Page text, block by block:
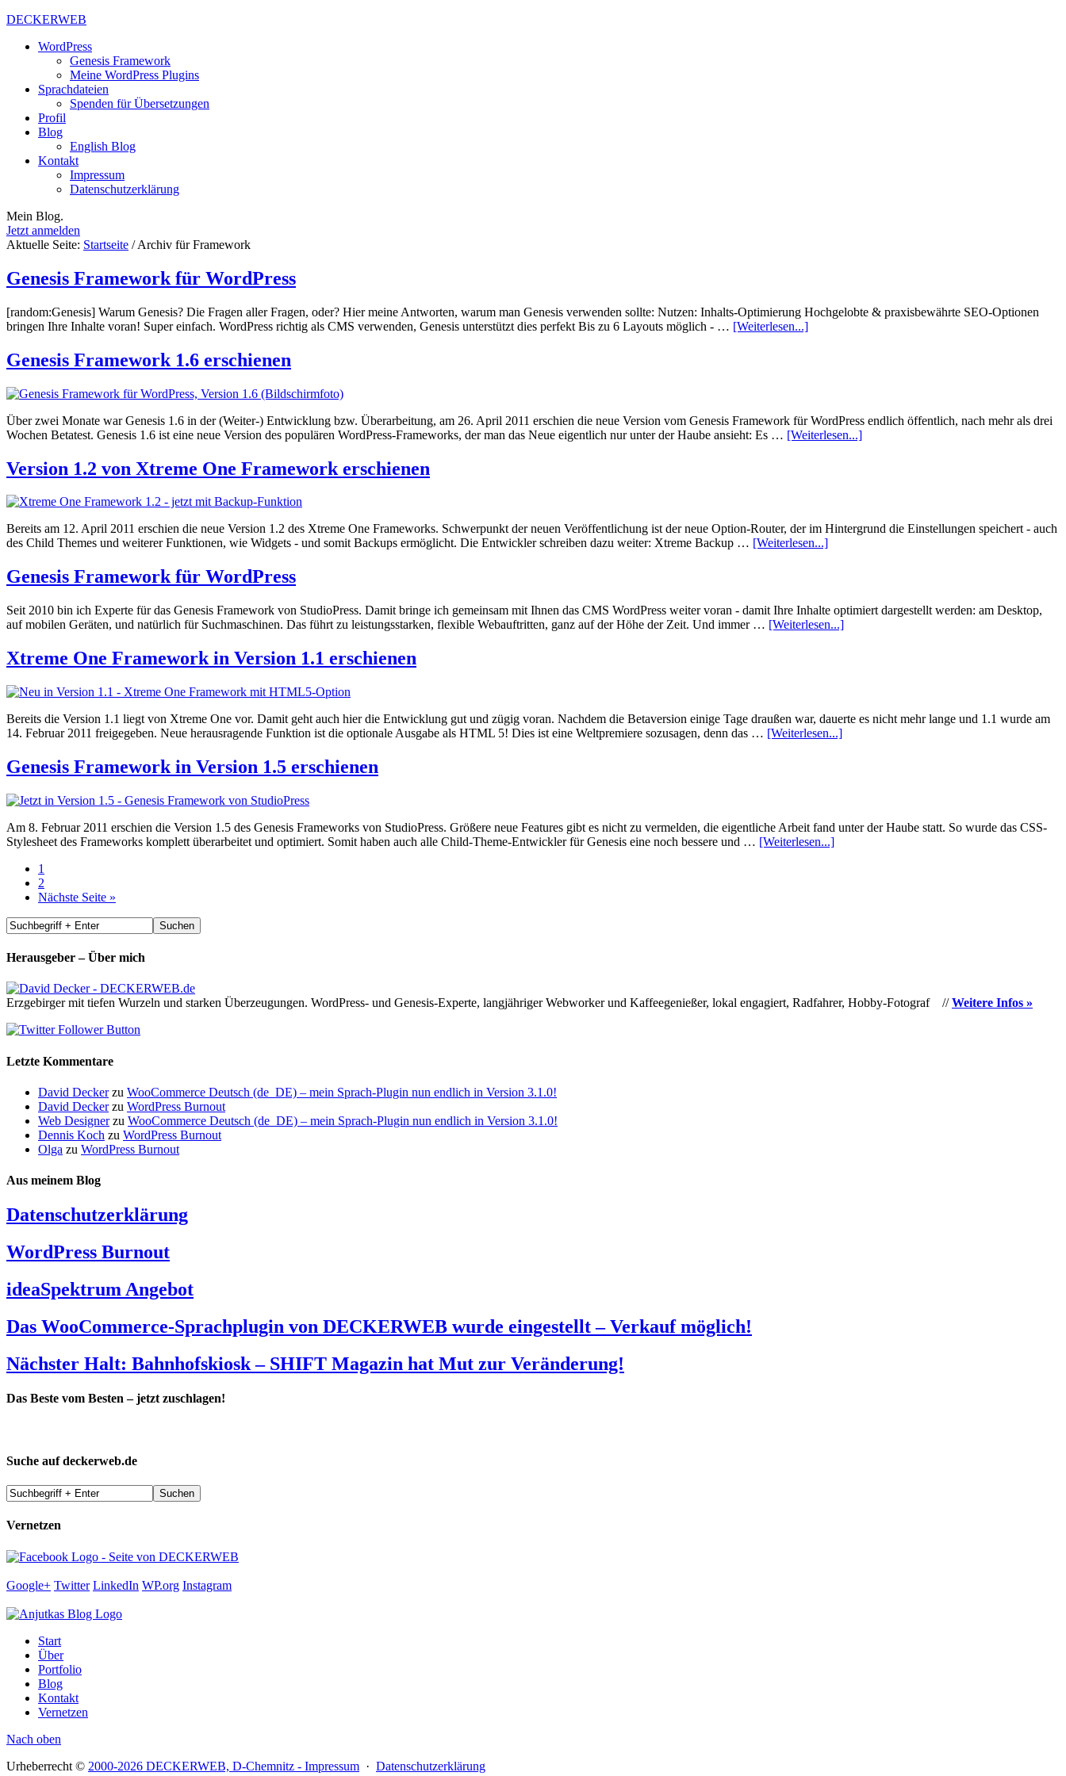
DECKERWEB
WordPress
Genesis Framework
Meine WordPress Plugins
Sprachdateien
Spenden für Übersetzungen
Profil
Blog
English Blog
Kontakt
Impressum
Datenschutzerklärung
Mein Blog.
Jetzt anmelden
Aktuelle Seite: Startseite /Archiv für Framework
Genesis Framework für WordPress
[random:Genesis] Warum Genesis? Die Fragen aller Fragen, oder? Hier meine Antworten, warum man Genesis verwenden sollte: Nutzen: Inhalts-Optimierung Hochgelobte & praxisbewährte SEO-Optionen
bringen Ihre Inhalte voran! Super einfach. WordPress richtig als CMS verwenden, Genesis unterstützt dies perfekt Bis zu 6 Layouts möglich - … [Weiterlesen...]
Genesis Framework 1.6 erschienen
Über zwei Monate war Genesis 1.6 in der (Weiter-) Entwicklung bzw. Überarbeitung, am 26. April 2011 erschien die neue Version vom Genesis Framework für WordPress endlich öffentlich, nach mehr als drei
Wochen Betatest. Genesis 1.6 ist eine neue Version des populären WordPress-Frameworks, der man das Neue eigentlich nur unter der Haube ansieht: Es … [Weiterlesen...]
Version 1.2 von Xtreme One Framework erschienen
Bereits am 12. April 2011 erschien die neue Version 1.2 des Xtreme One Frameworks. Schwerpunkt der neuen Veröffentlichung ist der neue Option-Router, der im Hintergrund die Einstellungen speichert - auch
des Child Themes und weiterer Funktionen, wie Widgets - und somit Backups ermöglicht. Die Entwickler schreiben dazu weiter: Xtreme Backup … [Weiterlesen...]
Genesis Framework für WordPress
Seit 2010 bin ich Experte für das Genesis Framework von StudioPress. Damit bringe ich gemeinsam mit Ihnen das CMS WordPress weiter voran - damit Ihre Inhalte optimiert dargestellt werden: am Desktop,
auf mobilen Geräten, und natürlich für Suchmaschinen. Das führt zu leistungsstarken, flexible Webauftritten, ganz auf der Höhe der Zeit. Und immer … [Weiterlesen...]
Xtreme One Framework in Version 1.1 erschienen
Bereits die Version 1.1 liegt von Xtreme One vor. Damit geht auch hier die Entwicklung gut und zügig voran. Nachdem die Betaversion einige Tage draußen war, dauerte es nicht mehr lange und 1.1 wurde am
14. Februar 2011 freigegeben. Neue herausragende Funktion ist die optionale Ausgabe als HTML 5! Dies ist eine Weltpremiere sozusagen, denn das … [Weiterlesen...]
Genesis Framework in Version 1.5 erschienen
Am 8. Februar 2011 erschien die Version 1.5 des Genesis Frameworks von StudioPress. Größere neue Features gibt es nicht zu vermelden, die eigentliche Arbeit fand unter der Haube statt. So wurde das CSS-
Stylesheet des Frameworks komplett überarbeitet und optimiert. Somit haben auch alle Child-Theme-Entwickler für Genesis eine noch bessere und … [Weiterlesen...]
1
2
Nächste Seite »
Herausgeber – Über mich
Erzgebirger mit tiefen Wurzeln und starken Überzeugungen. WordPress- und Genesis-Experte, langjähriger Webworker und Kaffeegenießer, lokal engagiert, Radfahrer, Hobby-Fotograf //Weitere Infos »
Letzte Kommentare
David Deckerzu WooCommerce Deutsch (de_DE) – mein Sprach-Plugin nun endlich in Version 3.1.0!
David Deckerzu WordPress Burnout
Web Designerzu WooCommerce Deutsch (de_DE) – mein Sprach-Plugin nun endlich in Version 3.1.0!
Dennis Koch zu WordPress Burnout
Olga zu WordPress Burnout
Aus meinem Blog
Datenschutzerklärung
WordPress Burnout
ideaSpektrum Angebot
Das WooCommerce-Sprachplugin von DECKERWEB wurde eingestellt – Verkauf möglich!
Nächster Halt: Bahnhofskiosk – SHIFT Magazin hat Mut zur Veränderung!
Das Beste vom Besten – jetzt zuschlagen!
Suche auf deckerweb.de
Vernetzen
Google+ Twitter LinkedIn WP.org Instagram
Start
Über
Portfolio
Blog
Kontakt
Vernetzen
Nach oben
Urheberrecht © 2000-2026 DECKERWEB, D-Chemnitz - Impressum · Datenschutzerklärung